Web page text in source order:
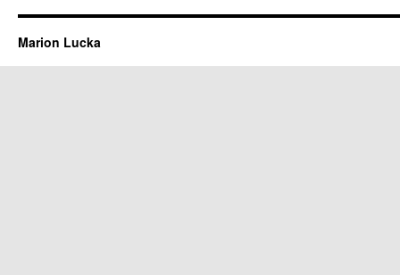
Marion Lucka